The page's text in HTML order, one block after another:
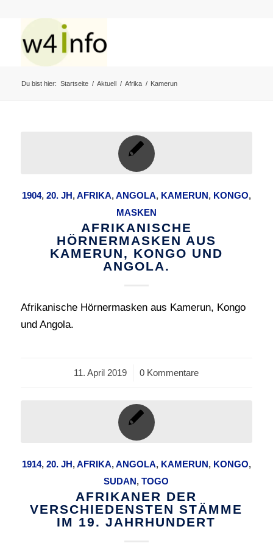
Du bist hier: Startseite / Aktuell / Afrika / Kamerun
1904, 20. JH,AFRIKA,ANGOLA, KAMERUN, KONGO,
MASKEN
AFRIKANISCHE
HÖRNERMASKEN AUS
KAMERUN, KONGO UND
ANGOLA.
Afrikanische Hörnermasken aus Kamerun, Kongo
und Angola.
11. April 2019
/ 0 Kommentare
1914, 20. JH,AFRIKA,ANGOLA, KAMERUN, KONGO,
SUDAN,TOGO
AFRIKANER DER
VERSCHIEDENSTEN STÄMME
IM 19. JAHRHUNDERT